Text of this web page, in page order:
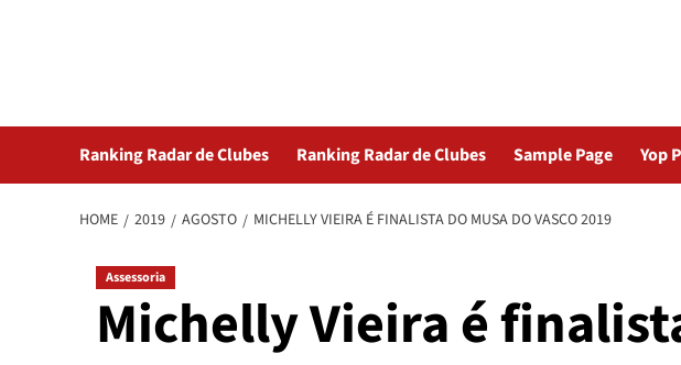
Ranking Radar de Clubes Ranking Radar de Clubes Sample Page Yop
HOME 2019 AGOSTO MICHELLY VIEIRA É FINALISTA DO MUSA DO VASCO 2019
Assessoria
Michelly Vieira é